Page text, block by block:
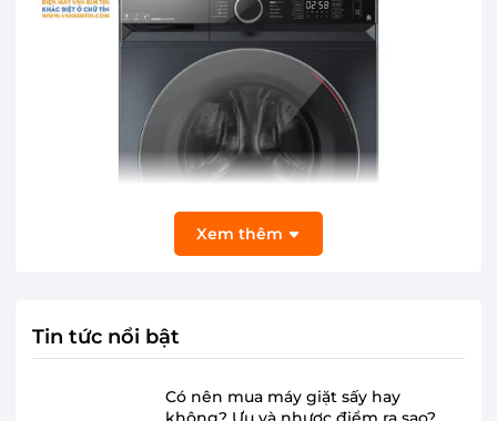
Xem thêm
Tin tức nổi bật
Có nên mua máy giặt sấy hay